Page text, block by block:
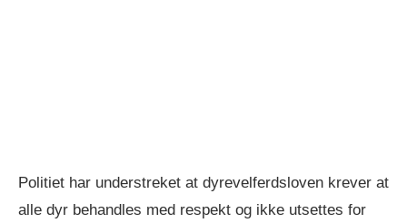
Politiet har understreket at dyrevelferdsloven krever at
alle dyr behandles med respekt og ikke utsettes for